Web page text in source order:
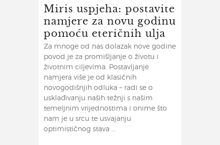
Miris uspjeha: postavite
namjere za novu godinu
pomoću eteričnih ulja
Za mnoge od nas dolazak nove godine
povod je za promišljanje o životu i
životnim ciljevima. Postavljanje
namjera više je od klasičnih
novogodišnjih odluka – radi se o
usklađivanju naših težnji s našim
temeljnim vrijednostima i onime što
nam je u srcu te usvajanju
optimističnog stava ...